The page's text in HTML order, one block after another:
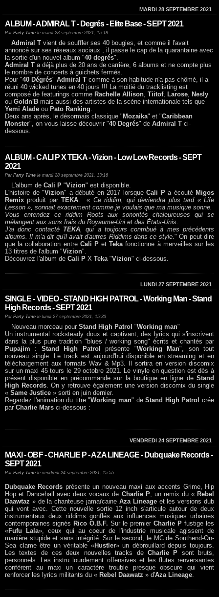
MARDI 28 SEPTEMBRE 2021
ALBUM - ADMIRAL T - Degrés - Elite Base - SEPT 2021
Par Party Time le mardi 28 septembre 2021, 15:18
Admiral Tvient de souffler ses 40 bougies, et comme il l'avait
annoncé sur ses réseaux sociaux , il passe le cap de la quarantaine avec
la sortie d'un nouvel album "40 degrés".
Admiral T a déjà plus de 20 ans de carrière, 6 albums et ne compte plus
le nombre de concerts à guichets fermés.
Pour "40 Dégrés" Admiral T comme à son habitude n'a pas chômé, il a
réuni 40 wicked tunes en 40 jours !!! La moitié du tracklisting est
composé de featurings comme Rachelle Allison, Tiitof, Larose, Nesly
ou Goldn'B mais aussi des artistes de la scène internationale tels que
Yemi Alade ou Pato Ranking.
Deux ans après, le désormais classique " Mozaika" et "Caribbean
Monster", on vous laisse découvrir "40 Degrés" de Admiral T ci-
dessous.
ALBUM - CALI P X TEKA - Vizion - Low Low Records - SEPT
2021
Par Party Time le mardi 28 septembre 2021, 13:16
L'album deCali P "Vizion" est disponible.
L'histoire de "Vizion" a débuté en 2017 lorsque Cali P a écouté Migos
Remix produit parTEKA. « Ce riddim, qui deviendra plus tard « Life
Lesson », sonnait exactement comme je voulais que ma musique sonne.
Vous entendez ce riddim Roots aux sonorités chaleureuses qui se
mélangent aux sons frais du Royaume-Uni et des États-Unis.
J'ai donc contacté TEKA, qui a toujours contribué à mes précédents
albums. Il m'a dit qu'il avait d'autres Riddims dans ce style." On peut dire
que la collaboration entre Cali PetTekafonctionne à merveilles sur les
13 titres de l'album "Vizion".
Découvrez l'album de Cali P X Teka"Vizion" ci-dessous.
LUNDI 27 SEPTEMBRE 2021
SINGLE - VIDEO - STAND HIGH PATROL - Working Man - Stand
High Records - SEPT 2021
Par Party Time le lundi 27 septembre 2021, 15:33
Nouveau morceau pourStand High Patrol"Working man"
Un instrumental rocksteady doux et captivant, des lyrics qui s'inscrivent
dans la plus pure tradition "blues / working song" écrits et chantés par
Pupajim : Stand High Patrolprésente "Working Man", son tout
nouveau single. Le track est aujourd'hui disponible en streaming et en
téléchargement aux formats Wav & Mp3. Il sortira en version discomix
sur un maxi 45 tours le 29 octobre 2021. Le vinyle en question est dès à
présent disponible en précommande sur la boutique en ligne de Stand
High Records. On y retrouve également une version discomix du single
« Same Justice » sorti en juin dernier.
Regardez l'animation du titre "Working man" deStand High Patrolcrée
par Charlie Mars ci-dessous :
VENDREDI 24 SEPTEMBRE 2021
MAXI - OBF - CHARLIE P - AZA LINEAGE - Dubquake Records -
SEPT 2021
Par Party Time le vendredi 24 septembre 2021, 15:55
Dubquake Records présente un nouveau maxi aux accents Grime, Hip
Hop et Dancehall avec deux vocaux de Charlie P, un remix du « Rebel
Daawtaz » de la chanteuse jamaïcaine Aza Lineage et les versions dub
qui vont avec. Cette nouvelle sortie 12 inch s'articule autour de deux
instrumentaux deux riddims gonflés aux influences musiques urbaines
contemporaines signés Rico O.B.F. Sur le premier Charlie P fustige les
«Fufu Lala», ceux qui au coeur de l'industrie musicale agissent de
manière stupide et sans intégrité. Sur le second, le MC de Southend-On-
Sea clame être un véritable «Hustler» un débrouillard depuis toujours.
Les textes de ces deux nouvelles tracks de Charlie P sont bruts,
personnels. Les instru lourdement offensives et les flutes renversantes
confèrent au maxi un caractère trouble presque obscure qui vient
renforcer les lyrics militants du « Rebel Daawatz » d'Aza Lineage.